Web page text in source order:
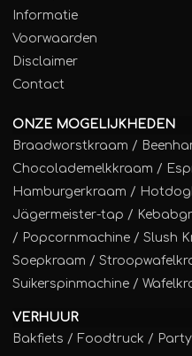
Informatie
Voorwaarden
Disclaimer
Contact
ONZE MOGELIJKHEDEN
Braadworstkraam /
Chocolademelkkraam /
Hamburgerkraam /
Jägermeister-tap /
/ Popcornmachine / Slush
Soepkraam /
Suikerspinmachine /
VERHUUR
Bakfiets / Foodtruck /